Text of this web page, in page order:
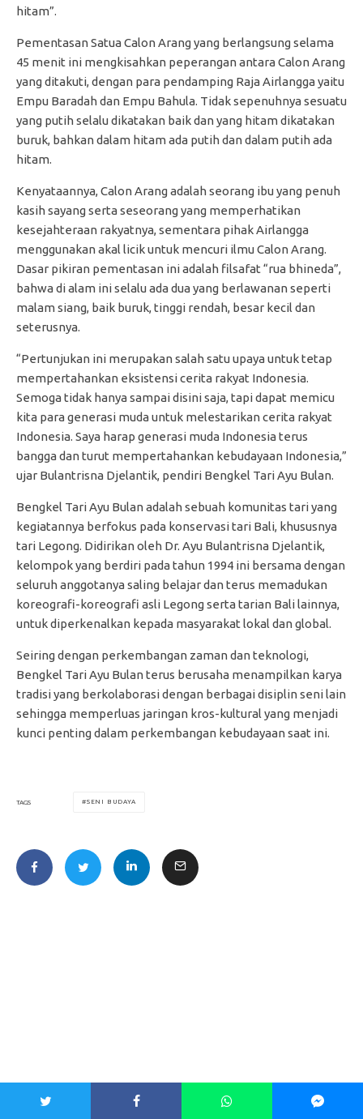
hitam”.
Pementasan Satua Calon Arang yang berlangsung selama
45 menit ini mengkisahkan peperangan antara Calon Arang
yang ditakuti, dengan para pendamping Raja Airlangga yaitu
Empu Baradah dan Empu Bahula. Tidak sepenuhnya sesuatu
yang putih selalu dikatakan baik dan yang hitam dikatakan
buruk, bahkan dalam hitam ada putih dan dalam putih ada
hitam.
Kenyataannya, Calon Arang adalah seorang ibu yang penuh
kasih sayang serta seseorang yang memperhatikan
kesejahteraan rakyatnya, sementara pihak Airlangga
menggunakan akal licik untuk mencuri ilmu Calon Arang.
Dasar pikiran pementasan ini adalah filsafat “rua bhineda”,
bahwa di alam ini selalu ada dua yang berlawanan seperti
malam siang, baik buruk, tinggi rendah, besar kecil dan
seterusnya.
“Pertunjukan ini merupakan salah satu upaya untuk tetap
mempertahankan eksistensi cerita rakyat Indonesia.
Semoga tidak hanya sampai disini saja, tapi dapat memicu
kita para generasi muda untuk melestarikan cerita rakyat
Indonesia. Saya harap generasi muda Indonesia terus
bangga dan turut mempertahankan kebudayaan Indonesia,”
ujar Bulantrisna Djelantik, pendiri Bengkel Tari Ayu Bulan.
Bengkel Tari Ayu Bulan adalah sebuah komunitas tari yang
kegiatannya berfokus pada konservasi tari Bali, khususnya
tari Legong. Didirikan oleh Dr. Ayu Bulantrisna Djelantik,
kelompok yang berdiri pada tahun 1994 ini bersama dengan
seluruh anggotanya saling belajar dan terus memadukan
koreografi-koreografi asli Legong serta tarian Bali lainnya,
untuk diperkenalkan kepada masyarakat lokal dan global.
Seiring dengan perkembangan zaman dan teknologi,
Bengkel Tari Ayu Bulan terus berusaha menampilkan karya
tradisi yang berkolaborasi dengan berbagai disiplin seni lain
sehingga memperluas jaringan kros-kultural yang menjadi
kunci penting dalam perkembangan kebudayaan saat ini.
TAGS SENI BUDAYA